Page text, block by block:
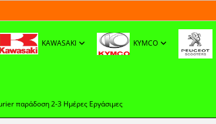
KAWASAKI KYMCO
παράδοση 2-3 Ημέρες Εργάσιμες